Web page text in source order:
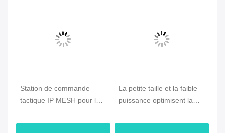
Station de commande
tactique IP MESH pour la
et de drones
La petite taille et la faible
puissance optimisent la
avec un déploiement